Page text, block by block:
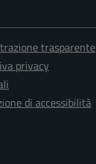
trasparente
privacy
di accessibilità